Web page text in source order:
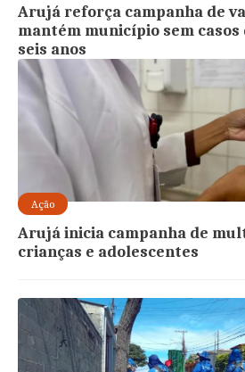
Arujá reforça campanha de
mantém município sem casos
seis anos
Ação
Arujá inicia campanha de
crianças e adolescentes